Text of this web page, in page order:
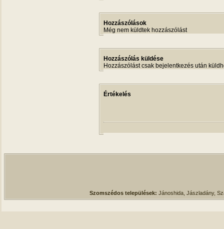
Hozzászólások
Még nem küldtek hozzászólást
Hozzászólás küldése
Hozzászólást csak bejelentkezés után
Értékelés
Szomszédos települések: Jánoshida, Jászladány,